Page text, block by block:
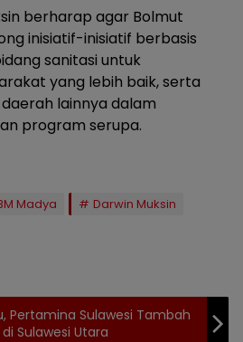
berharap agar Bolmut
inisiatif-inisiatif berbasis
sanitasi untuk
yang lebih baik, serta
lainnya dalam
program serupa.
Madya
Darwin Muksin
Pertamina Sulawesi Tambah
di Sulawesi Utara